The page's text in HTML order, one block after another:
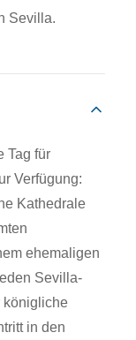
Sevilla.
Tag für
Verfügung:
Kathedrale
ehemaligen
Sevilla-
königliche
in den